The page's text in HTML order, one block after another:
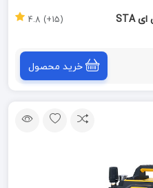
(15+) 4.8
خرید محصول